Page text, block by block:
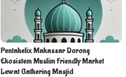
Pentahelix Makassar Dorong
Ekosistem Muslim Friendly Market
Lewat Gathering Masjid